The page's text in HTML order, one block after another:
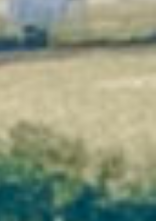
programme
- Discovery & tasting
into our charming gîtes
of the vineyards.
tour of the Mas du Pont
tasting of our vintages with